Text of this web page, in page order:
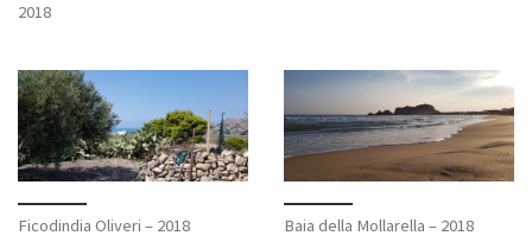
2018
Ficodindia Oliveri – 2018 Baia della Mollarella – 2018